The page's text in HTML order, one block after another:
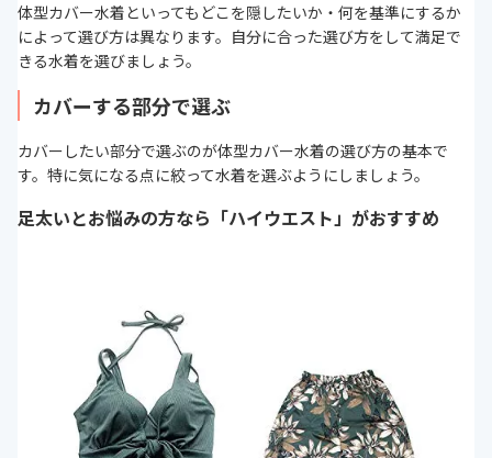
体型カバー水着といってもどこを隠したいか・何を基準にするか
によって選び方は異なります。自分に合った選び方をして満足で
きる水着を選びましょう。
カバーする部分で選ぶ
カバーしたい部分で選ぶのが体型カバー水着の選び方の基本で
す。特に気になる点に絞って水着を選ぶようにしましょう。
足太いとお悩みの方なら「ハイウエスト」がおすすめ